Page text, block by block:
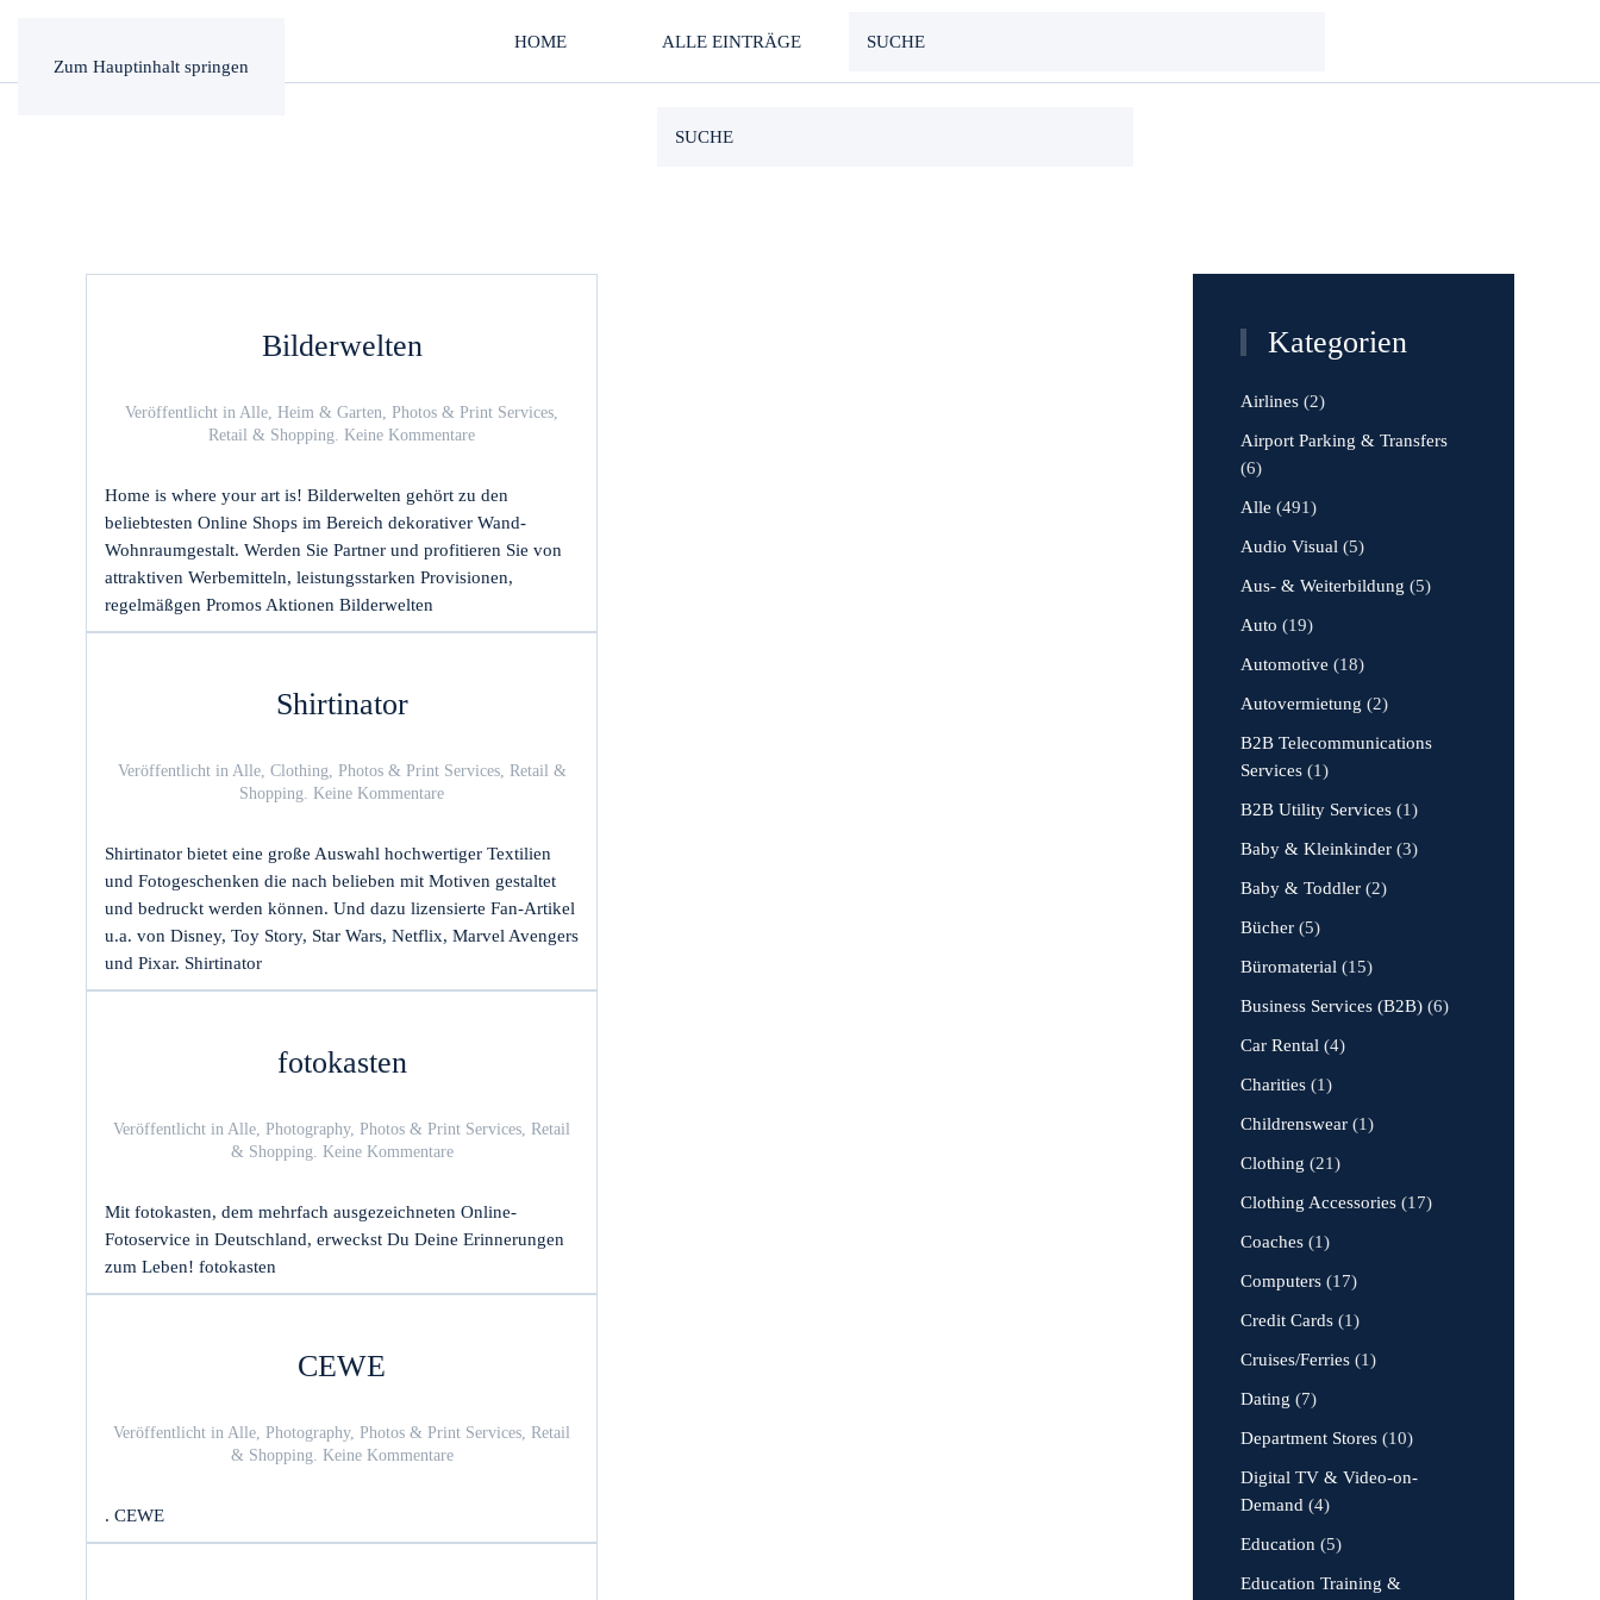
Zum Hauptinhalt springen
HOME ALLE EINTRÄGE
Bilderwelten
Veröffentlicht in Alle, Heim & Garten, Photos & Print Services,
Retail & Shopping. Keine Kommentarezu
Home is where your art is! Bilderwelten gehört zu den
beliebtesten Online Shops im Bereich dekorativer Wand-
Wohnraumgestalt. Werden Sie Partner und profitieren Sie von
attraktiven Werbemitteln, leistungsstarken Provisionen,
regelmäßgen Promos Aktionen Bilderwelten
Shirtinator
Veröffentlicht in Alle, Clothing, Photos & Print Services, Retail &
Shopping. Keine Kommentarezu
Shirtinator bietet eine große Auswahl hochwertiger Textilien
und Fotogeschenken die nach belieben mit Motiven gestaltet
und bedruckt werden können. Und dazu lizensierte Fan-Artikel
u.a. von Disney, Toy Story, Star Wars, Netflix, Marvel Avengers
und Pixar. Shirtinator
fotokasten
Veröffentlicht in Alle, Photography, Photos & Print Services, Retail
& Shopping. Keine Kommentarezu
Mit fotokasten, dem mehrfach ausgezeichneten Online-
Fotoservice in Deutschland, erweckst Du Deine Erinnerungen
zum Leben! fotokasten
CEWE
Veröffentlicht in Alle, Photography, Photos & Print Services, Retail
& Shopping. Keine Kommentarezu
. CEWE
Kategorien
Airlines (2)
Airport Parking & Transfers
(6)
Alle (491)
Audio Visual (5)
Aus- & Weiterbildung (5)
Auto (19)
Automotive (18)
Autovermietung (2)
B2B Telecommunications
Services (1)
B2B Utility Services (1)
Baby & Kleinkinder (3)
Baby & Toddler (2)
Bücher (5)
Büromaterial (15)
Business Services (B2B) (6)
Car Rental (4)
Charities (1)
Childrenswear (1)
Clothing (21)
Clothing Accessories (17)
Coaches (1)
Computers (17)
Credit Cards (1)
Cruises/Ferries (1)
Dating (7)
Department Stores (10)
Digital TV & Video-on-
Demand (4)
Education (5)
Education Training &